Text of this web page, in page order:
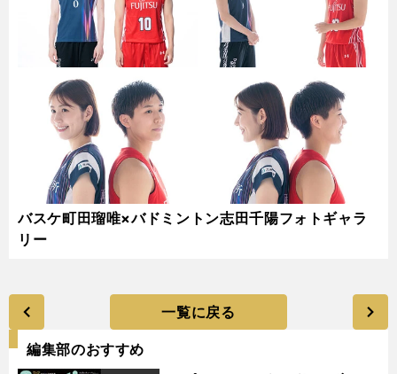
バスケ町田瑠唯×バドミントン志田千陽フォトギャラ
リー
一覧に戻る
編集部のおすすめ